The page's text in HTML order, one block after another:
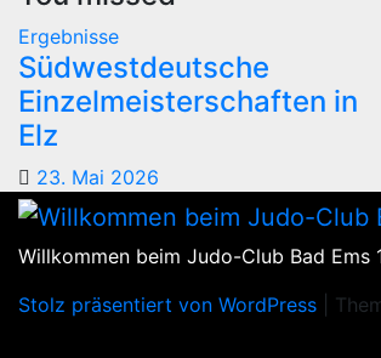
Ergebnisse
Südwestdeutsche
Einzelmeisterschaften in
Elz
23. Mai 2026
Willkommen beim Judo-Club Bad Ems
Stolz präsentiert von WordPress